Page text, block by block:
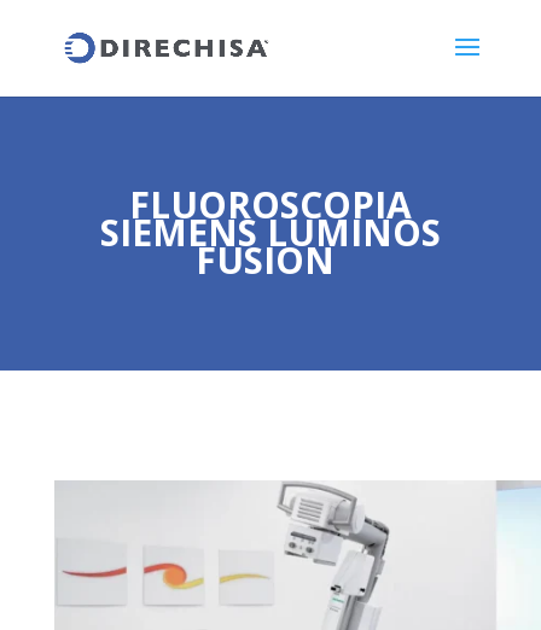
FLUOROSCOPIA
SIEMENS LUMINOS
FUSION